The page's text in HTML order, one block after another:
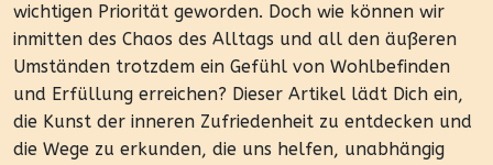
wichtigen Priorität geworden. Doch wie können wir
inmitten des Chaos des Alltags und all den äußeren
Umständen trotzdem ein Gefühl von Wohlbefinden
und Erfüllung erreichen? Dieser Artikel lädt Dich ein,
die Kunst der inneren Zufriedenheit zu entdecken und
die Wege zu erkunden, die uns helfen, unabhängig